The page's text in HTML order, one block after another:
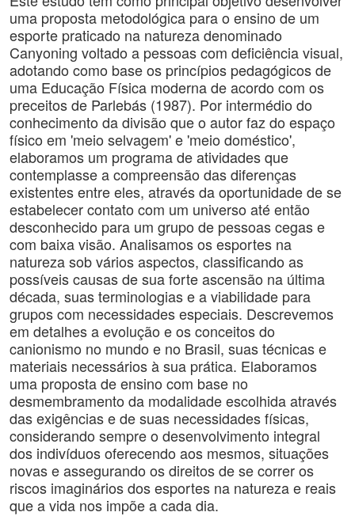
uma proposta metodológica para o ensino de um
esporte praticado na natureza denominado
Canyoning voltado a pessoas com deficiência visual,
adotando como base os princípios pedagógicos de
uma Educação Física moderna de acordo com os
preceitos de Parlebás (1987). Por intermédio do
conhecimento da divisão que o autor faz do espaço
físico em 'meio selvagem' e 'meio doméstico',
elaboramos um programa de atividades que
contemplasse a compreensão das diferenças
existentes entre eles, através da oportunidade de se
estabelecer contato com um universo até então
desconhecido para um grupo de pessoas cegas e
com baixa visão. Analisamos os esportes na
natureza sob vários aspectos, classificando as
possíveis causas de sua forte ascensão na última
década, suas terminologias e a viabilidade para
grupos com necessidades especiais. Descrevemos
em detalhes a evolução e os conceitos do
canionismo no mundo e no Brasil, suas técnicas e
materiais necessários à sua prática. Elaboramos
uma proposta de ensino com base no
desmembramento da modalidade escolhida através
das exigências e de suas necessidades físicas,
considerando sempre o desenvolvimento integral
dos indivíduos oferecendo aos mesmos, situações
novas e assegurando os direitos de se correr os
riscos imaginários dos esportes na natureza e reais
que a vida nos impõe a cada dia.